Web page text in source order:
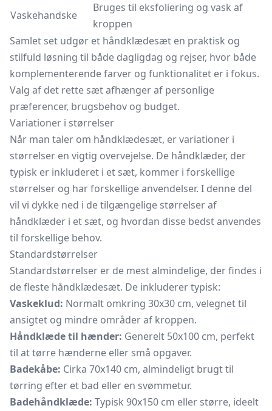
Vaskehandske
Bruges til eksfoliering og vask af
kroppen
Samlet set udgør et håndklædesæt en praktisk og
stilfuld løsning til både dagligdag og rejser, hvor både
komplementerende farver og funktionalitet er i fokus.
Valg af det rette sæt afhænger af personlige
præferencer, brugsbehov og budget.
Variationer i størrelser
Når man taler om håndklædesæt, er variationer i
størrelser en vigtig overvejelse. De håndklæder, der
typisk er inkluderet i et sæt, kommer i forskellige
størrelser og har forskellige anvendelser. I denne del
vil vi dykke ned i de tilgængelige størrelser af
håndklæder i et sæt, og hvordan disse bedst anvendes
til forskellige behov.
Standardstørrelser
Standardstørrelser er de mest almindelige, der findes i
de fleste håndklædesæt. De inkluderer typisk:
Vaskeklud: Normalt omkring 30x30 cm, velegnet til
ansigtet og mindre områder af kroppen.
Håndklæde til hænder: Generelt 50x100 cm, perfekt
til at tørre hænderne eller små opgaver.
Badekåbe: Cirka 70x140 cm, almindeligt brugt til
tørring efter et bad eller en svømmetur.
Badehåndklæde: Typisk 90x150 cm eller større, ideelt